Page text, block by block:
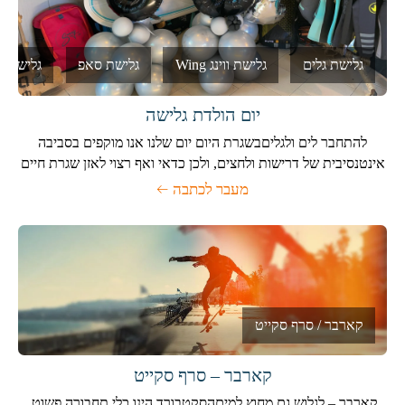
גלישת גלים גלישת ווינג Wing גלישת סאפ גלישת
יום הולדת גלישה
להתחבר לים ולגליםבשגרת היום יום שלנו אנו מוקפים בסביבה
אינטנסיבית של דרישות ולחצים, ולכן כדאי ואף רצוי לאזן שגרת חיים
מעבר לכתבה
קארבר / סרף סקייט
קארבר – סרף סקייט